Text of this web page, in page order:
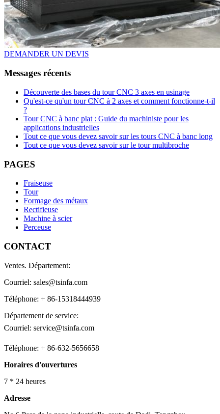
DEMANDER UN DEVIS
Messages récents
Découverte des bases du tour CNC 3 axes en usinage
Qu'est-ce qu'un tour CNC à 2 axes et comment fonctionne-t-il
?
Tour CNC à banc plat : Guide du machiniste pour les
applications industrielles
Tout ce que vous devez savoir sur les tours CNC à banc long
Tout ce que vous devez savoir sur le tour multibroche
PAGES
Fraiseuse
Tour
Formage des métaux
Rectifieuse
Machine à scier
Perceuse
CONTACT
Ventes. Département:
Courriel: sales@tsinfa.com
Téléphone: + 86-15318444939
Département de service:
Courriel: service@tsinfa.com
Téléphone: + 86-632-5656658
Horaires d'ouvertures
7 * 24 heures
Adresse